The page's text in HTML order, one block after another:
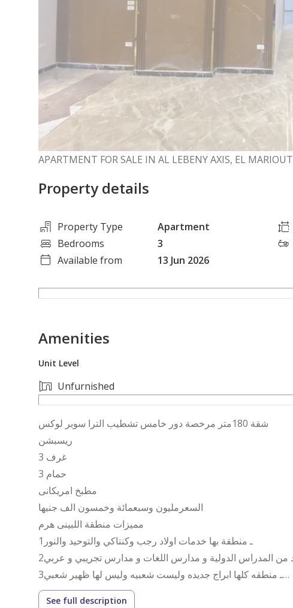
APARTMENT FOR SALE IN AL LEBENY AXIS, EL
Property details
Property Type Apartment
Bedrooms
3
Available from
13 Jun 2026
Amenities
Unit Level
Unfurnished
شقة 180متر مرخصة دور خامس تشطيب الترا سوبر لوكس
ريسبشن
3 غرف
3 حمام
مطبخ امريكانى
مميزات منطقة اللبينى هرم
1ـ منطقة بها خدمات اولاد رجب وكنتاكي والتوحيد والنور
من المدراس الدولية و مدارس اللغات و مدارس تجريبي و عربي
3ـ منطقه كلها ابراج جديده وليست شعبيه وليس لها ظهير شعبي
See full description